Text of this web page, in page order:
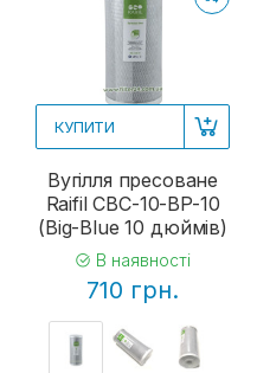
КУПИТИ
Вугілля пресоване
Raifil CBC-10-BP-10
(Big-Blue 10 дюймів)
В наявності
710 грн.